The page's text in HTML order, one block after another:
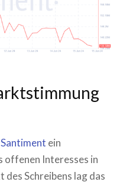
Santiment ein
offenen Interesses in
des Schreibens lag das